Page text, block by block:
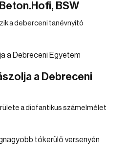
BSW
a deberceni tanévnyitó
a Debreceni
a diofantikus számelmélet